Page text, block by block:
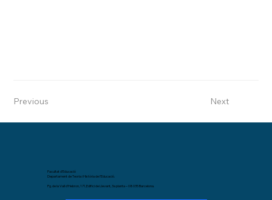
Previous Next
Facultat d'Educació
Departament de Teoria i Història de l'Educació.
Pg. de la Vall d'Hebron, 171,Edifici de Llevant, 3a planta – 08035 Barcelona.